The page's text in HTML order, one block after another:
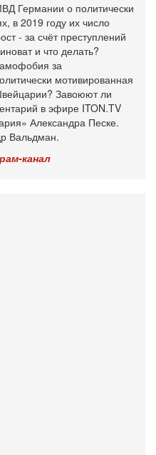
Германии о политически
в 2019 году их число
- за счёт преступлений
и что делать?
за
мотивированная
Завоюют ли
в эфире ITON.TV
Александра Песке.
Вальдман.
канал